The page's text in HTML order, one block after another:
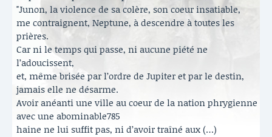
"Junon, la violence de sa colère, son coeur insatiable,
me contraignent, Neptune, à descendre à toutes les
prières.
Car ni le temps qui passe, ni aucune piété ne
l’adoucissent,
et, même brisée par l’ordre de Jupiter et par le destin,
jamais elle ne désarme.
Avoir anéanti une ville au coeur de la nation phrygienne
avec une abominable785
haine ne lui suffit pas, ni d’avoir traîné aux (…)